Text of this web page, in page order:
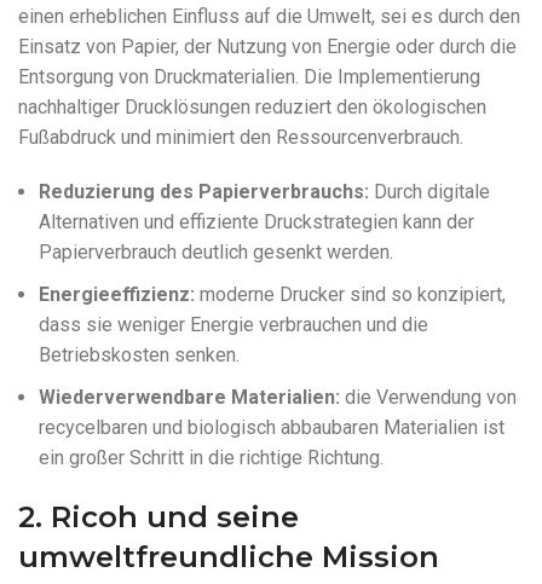
einen erheblichen Einfluss auf die Umwelt, sei es durch den
Einsatz von Papier, der Nutzung von Energie oder durch die
Entsorgung von Druckmaterialien. Die Implementierung
nachhaltiger Drucklösungen reduziert den ökologischen
Fußabdruck und minimiert den Ressourcenverbrauch.
Reduzierung des Papierverbrauchs: Durch digitale
Alternativen und effiziente Druckstrategien kann der
Papierverbrauch deutlich gesenkt werden.
Energieeffizienz: moderne Drucker sind so konzipiert,
dass sie weniger Energie verbrauchen und die
Betriebskosten senken.
Wiederverwendbare Materialien: die Verwendung von
recycelbaren und biologisch abbaubaren Materialien ist
ein großer Schritt in die richtige Richtung.
2. Ricoh und seine
umweltfreundliche Mission